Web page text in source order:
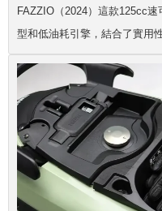
FAZZIO（2024）這款125cc
型和低油耗引擎，結合了實用